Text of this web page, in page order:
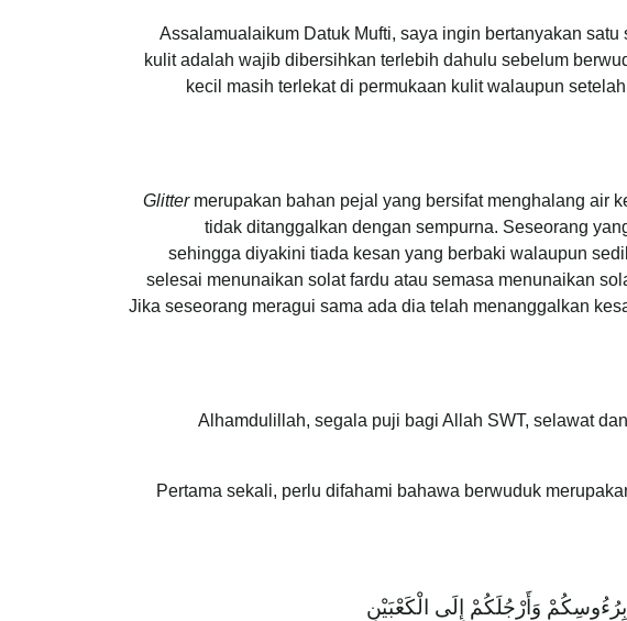
Assalamualaikum Datuk Mufti, saya ingin bertanyakan
kulit adalah wajib dibersihkan terlebih dahulu sebelum
kecil masih terlekat di permukaan kulit walaupun
Glitter merupakan bahan pejal yang bersifat menghalang air
tidak ditanggalkan dengan sempurna. Seseorang
sehingga diyakini tiada kesan yang berbaki walaupun
selesai menunaikan solat fardu atau semasa menunaikan
Jika seseorang meragui sama ada dia telah menanggalkan
Alhamdulillah, segala puji bagi Allah SWT, selawat
Pertama sekali, perlu difahami bahawa berwuduk
بِرُءُوسِكُمْ وَأَرْجُلَكُمْ إِلَى الْكَعْبَيْنِ